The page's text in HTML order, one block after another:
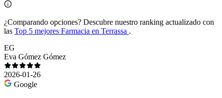
¿Comparando opciones? Descubre nuestro ranking actualizado con
las Top 5 mejores Farmacia en Terrassa .
EG
Eva Gómez Gómez
2026-01-26
Google